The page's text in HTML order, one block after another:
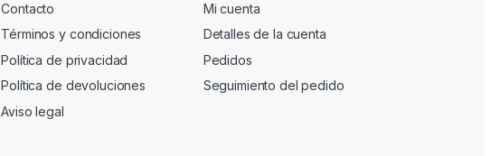
Contacto
Términos y condiciones
Política de privacidad
Política de devoluciones
Aviso legal
Mi cuenta
Detalles de la cuenta
Pedidos
Seguimiento del pedido